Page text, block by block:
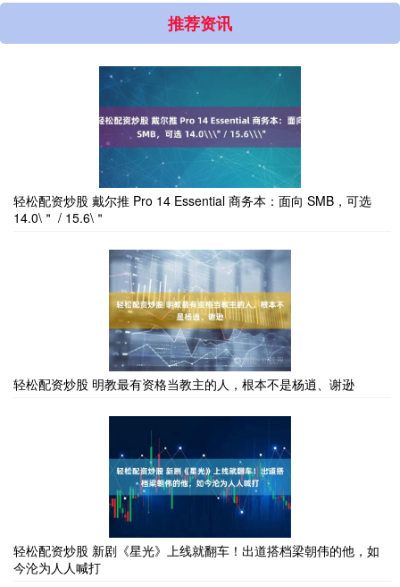
推荐资讯
轻松配资炒股 戴尔推 Pro 14 Essential 商务本：面向 SMB，可选
14.0\＂ / 15.6\＂
轻松配资炒股 明教最有资格当教主的人，根本不是杨逍、谢逊
轻松配资炒股 新剧《星光》上线就翻车！出道搭档梁朝伟的他，如
今沦为人人喊打